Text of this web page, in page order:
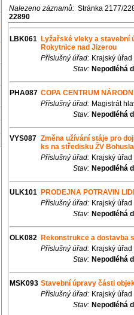
Nalezeno záznamů:
22890
Stránka 2177/
LBK061 Lyžařské vleky a stavební
Rokytnice nad Jizerou
Příslušný úřad: Krajský
Stav: Nepodléhá
PHA087 COPA CENTRUM
Příslušný úřad: Magistrát
Stav: Nepodléhá
VYS087 Změna užívání stáje pro
ks na středisku ŽV
Příslušný úřad: Krajský
Stav: Nepodléhá
ULK101 PRODEJNA POTRAVIN
Příslušný úřad: Krajský
Stav: Nepodléhá
OLK082 Rekonstrukce a dostavba
Příslušný úřad: Krajský
Stav: Nepodléhá
MSK093 Stavební úpravy části
Příslušný úřad: Krajský
Stav: Nepodléhá